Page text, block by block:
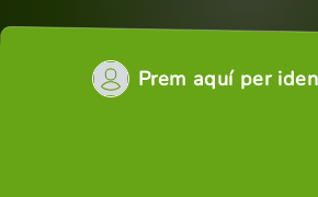
Prem aquí per